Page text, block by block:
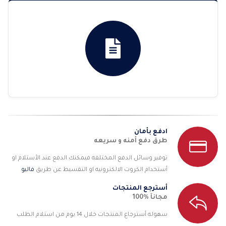
ادفع بأمان
طرق دفع أمنه و سريعه
توفير وسائل الدفع المختلفه فيمكنك الدفع عند الأستلام او
أستخدام الكروت الالكترونيه او التقسيط عن طريق فاليو
أسترجع المنتجات
مجانآ %100
سهوله أسترجاع المنتجات خلال 14 يوم من استلام الطلب